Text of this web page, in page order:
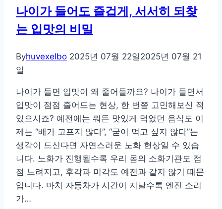
잠
에
지
실
천
하
기
쉬
운
호
흡
나이가 들어도 즐겁게, 서서히 되찾
는 입맛의 비밀
Byhuvexelbo 2025년 07월 22일2025년 07월 21
일
나이가 들면 입맛이 왜 줄어들까요? 나이가 들면서
입맛이 점점 줄어드는 현상, 한 번쯤 고민해보신 적
있으시죠? 예전에는 뭐든 맛있게 먹었던 음식도 이
제는 “배가 고프지 않다”, “굳이 먹고 싶지 않다”는
생각이 드신다면 자연스러운 노화 현상일 수 있습
니다. 노화가 진행될수록 우리 몸의 소화기관도 점
점 느려지고, 후각과 미각도 예전과 같지 않기 때문
입니다. 마치 자동차가 시간이 지날수록 엔진 소리
가…